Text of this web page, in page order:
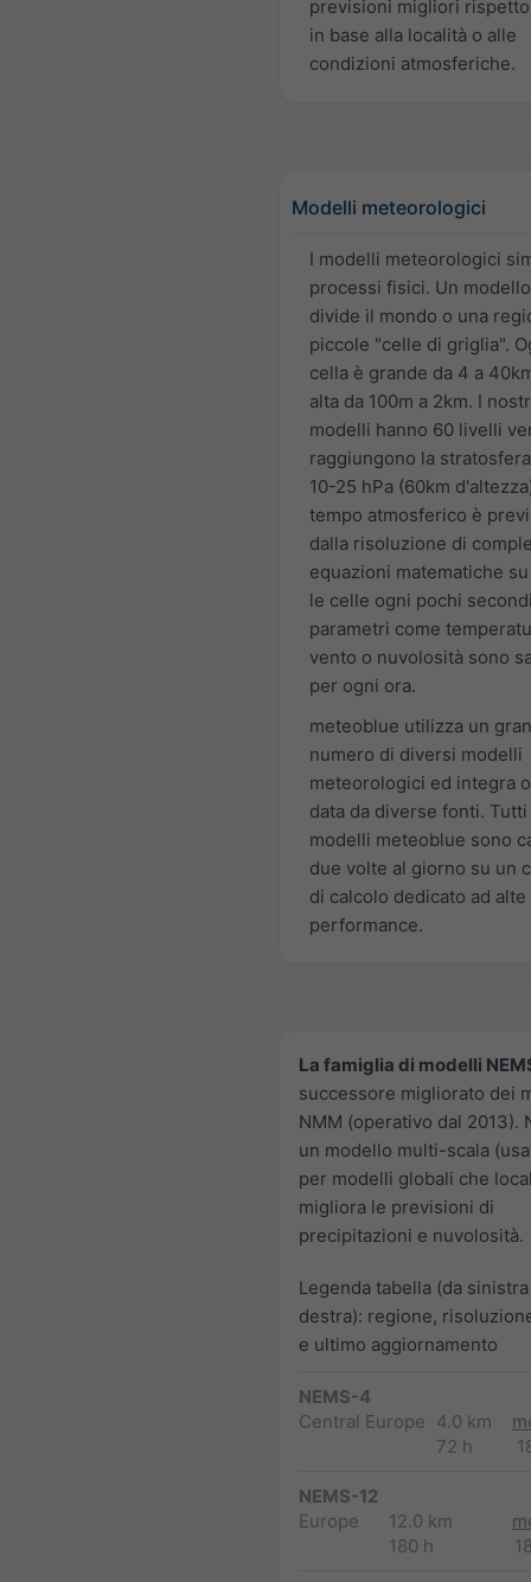
previsioni migliori
in base alla località o alle
condizioni atmosferiche.
Modelli meteorologici
I modelli meteorologici
processi fisici. Un
divide il mondo o una
piccole "celle di griglia".
cella è grande da 4 a
alta da 100m a 2km. I
modelli hanno 60 livelli
raggiungono la
10-25 hPa (60km
tempo atmosferico è
dalla risoluzione di
equazioni matematiche
le celle ogni pochi
parametri come
vento o nuvolosità sono
per ogni ora.
meteoblue utilizza un
numero di diversi modelli
meteorologici ed integra
data da diverse fonti.
modelli meteoblue sono
due volte al giorno su un
di calcolo dedicato ad alte
performance.
La famiglia di modelli
successore migliorato dei
NMM (operativo dal 2013).
un modello multi-scala
per modelli globali che
migliora le previsioni di
precipitazioni e nuvolosità.
Legenda tabella (da
destra): regione,
e ultimo aggiornamento
NEMS-4
Central Europe 4.0 km
72 h
NEMS-12
Europe
12.0 km
180 h